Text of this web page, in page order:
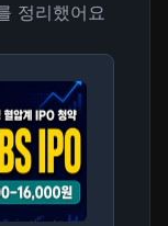
정리했어요